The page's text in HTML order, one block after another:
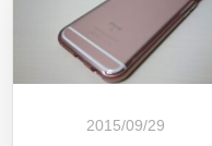
2015/09/29